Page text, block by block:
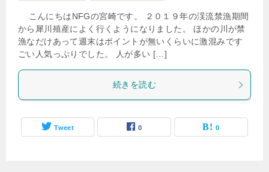
こんにちはNFGの宮崎です。 ２０１９年の渓流禁漁期間
から犀川殖産によく行くようになりました。 ほかの川が禁
漁なだけあって週末はポイントが無いくらいに激混みです
ごい人気っぷりでした。 人が多い […]
続きを読む
Tweet 0 0